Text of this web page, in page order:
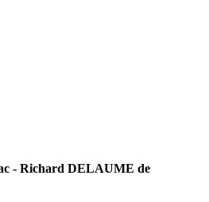
- Richard DELAUME de